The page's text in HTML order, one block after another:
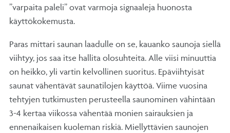
”varpaita paleli” ovat varmoja signaaleja huonosta
käyttökokemusta.
Paras mittari saunan laadulle on se, kauanko saunoja siellä
viihtyy, jos saa itse hallita olosuhteita. Alle viisi minuuttia
on heikko, yli vartin kelvollinen suoritus. Epäviihtyisät
saunat vähentävät saunatilojen käyttöä. Viime vuosina
tehtyjen tutkimusten perusteella saunominen vähintään
3-4 kertaa viikossa vähentää monien sairauksien ja
ennenaikaisen kuoleman riskiä. Miellyttävien saunojen